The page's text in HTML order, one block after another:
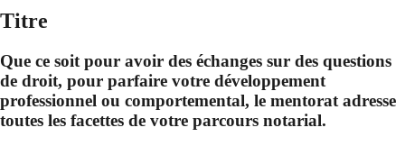
Titre
Que ce soit pour avoir des échanges sur des questions
de droit, pour parfaire votre développement
professionnel ou comportemental, le mentorat adresse
toutes les facettes de votre parcours notarial.